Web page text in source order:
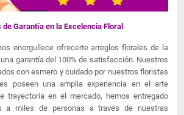
de Garantía en la Excelencia Floral
enorgullece ofrecerte arreglos florales de la
garantía del 100% de satisfacción. Nuestros
con esmero y cuidado por nuestros floristas
poseen una amplia experiencia en el arte
trayectoria en el mercado, hemos entregado
a miles de personas a través de nuestras